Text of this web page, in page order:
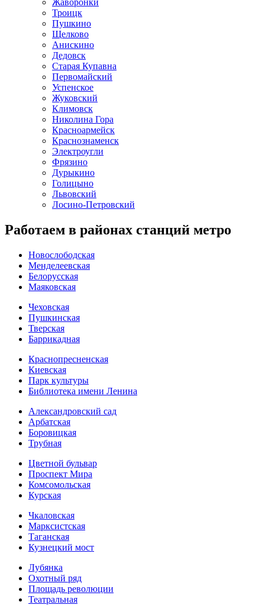
Жаворонки
Троицк
Пушкино
Щелково
Анискино
Дедовск
Старая Купавна
Первомайский
Успенское
Жуковский
Климовск
Николина Гора
Красноармейск
Краснознаменск
Электроугли
Фрязино
Дурыкино
Голицыно
Львовский
Лосино-Петровский
Работаем в районах станций метро
Новослободская
Менделеевская
Белорусская
Маяковская
Чеховская
Пушкинская
Тверская
Баррикадная
Краснопресненская
Киевская
Парк культуры
Библиотека имени Ленина
Александровский сад
Арбатская
Боровицкая
Трубная
Цветной бульвар
Проспект Мира
Комсомольская
Курская
Чкаловская
Марксистская
Таганская
Кузнецкий мост
Лубянка
Охотный ряд
Площадь революции
Театральная